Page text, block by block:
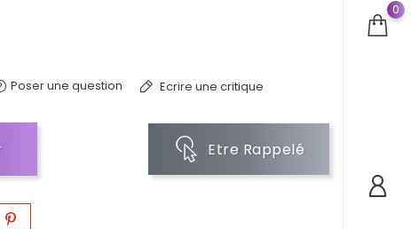
0
Poser une question Ecrire une critique
Etre Rappelé